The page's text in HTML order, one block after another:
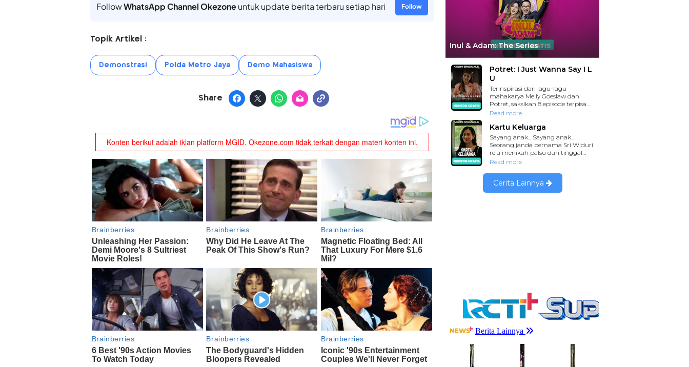
FollowWhatsApp Channel Okezoneuntuk update berita terbaru setiap hari Follow
Topik Artikel :
Demonstrasi Polda Metro Jaya Demo Mahasiswa
Share